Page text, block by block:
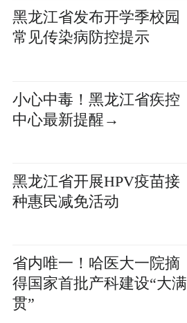
黑龙江省发布开学季校园
常见传染病防控提示
小心中毒！黑龙江省疾控
中心最新提醒→
黑龙江省开展HPV疫苗接
种惠民减免活动
省内唯一！哈医大一院摘
得国家首批产科建设“大满
贯”